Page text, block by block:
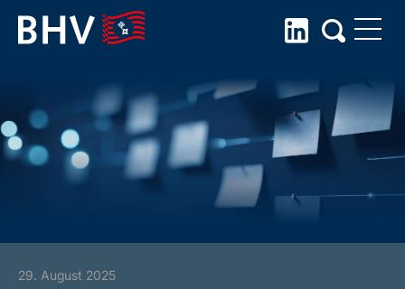
the
content
29. August 2025